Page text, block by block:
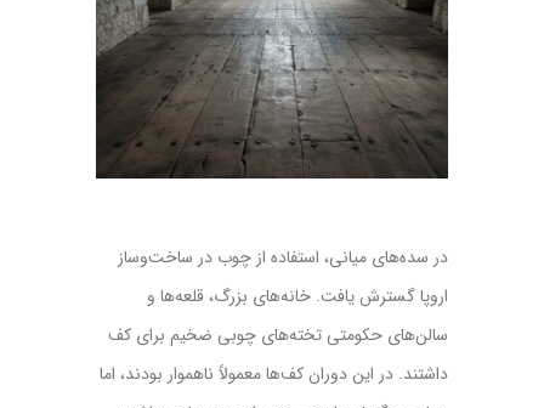
در سده‌های میانی، استفاده از چوب در ساخت‌وساز
اروپا گسترش یافت. خانه‌های بزرگ، قلعه‌ها و
سالن‌های حکومتی تخته‌های چوبی ضخیم برای کف
داشتند. در این دوران کف‌ها معمولاً ناهموار بودند، اما